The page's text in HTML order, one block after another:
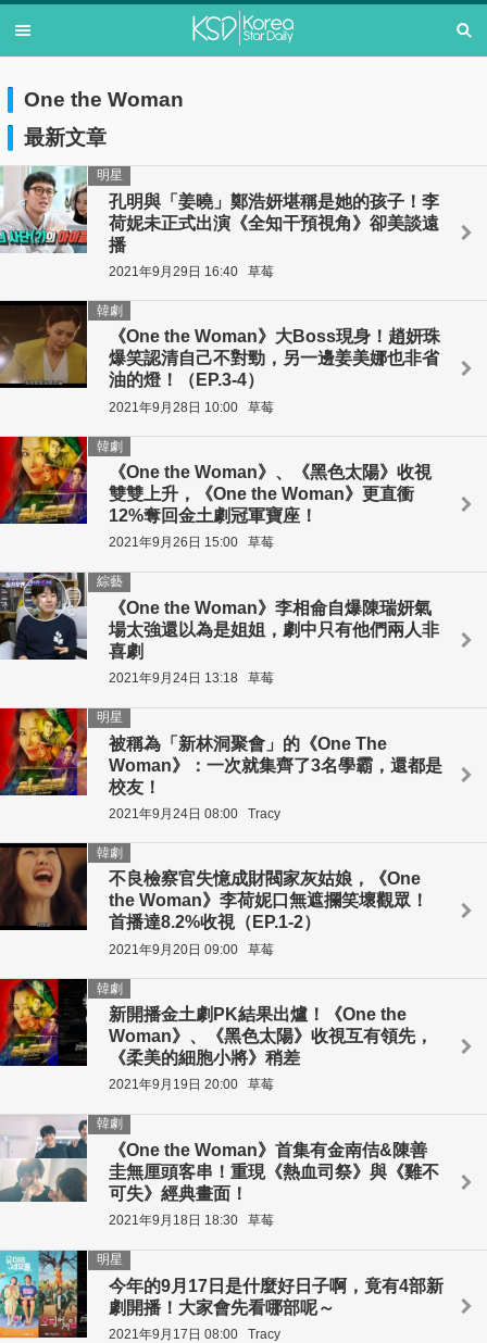
One the Woman
最新文章
孔明與「姜曉」鄭浩妍堪稱是她的孩子！李
荷妮未正式出演《全知干預視角》卻美談遠
播
明星
2021年9月29日 16:40 草莓
《One the Woman》大Boss現身！趙妍珠
爆笑認清自己不對勁，另一邊姜美娜也非省
油的燈！（EP.3-4）
韓劇
2021年9月28日 10:00 草莓
《One the Woman》、《黑色太陽》收視
雙雙上升，《One the Woman》更直衝
12%奪回金土劇冠軍寶座！
韓劇
2021年9月26日 15:00 草莓
《One the Woman》李相侖自爆陳瑞妍氣
場太強還以為是姐姐，劇中只有他們兩人非
喜劇
綜藝
2021年9月24日 13:18 草莓
被稱為「新林洞聚會」的《One The
Woman》：一次就集齊了3名學霸，還都是
校友！
明星
2021年9月24日 08:00 Tracy
不良檢察官失憶成財閥家灰姑娘，《One
the Woman》李荷妮口無遮攔笑壞觀眾！
首播達8.2%收視（EP.1-2）
韓劇
2021年9月20日 09:00 草莓
新開播金土劇PK結果出爐！《One the
Woman》、《黑色太陽》收視互有領先，
《柔美的細胞小將》稍差
韓劇
2021年9月19日 20:00 草莓
《One the Woman》首集有金南佶&陳善
圭無厘頭客串！重現《熱血司祭》與《雞不
可失》經典畫面！
韓劇
2021年9月18日 18:30 草莓
今年的9月17日是什麼好日子啊，竟有4部新
劇開播！大家會先看哪部呢～
明星
2021年9月17日 08:00 Tracy